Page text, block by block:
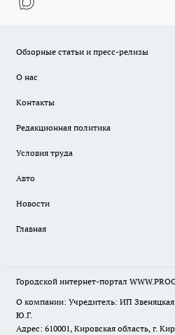
Обзорные статьи и пресс-релизы
О нас
Контакты
Редакционная политика
Условия труда
Авто
Новости
Главная
Городской интернет-портал
О компании: Учредитель: ИП Звеняцкая
Ю.Г.
Адрес: 610001, Кировская область, г.